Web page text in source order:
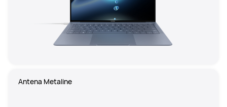
Antena Metaline